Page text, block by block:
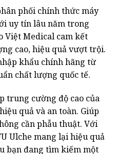
phối chính thức máy
uy tín lâu năm trong
Việt Medical cam kết
cao, hiệu quả vượt trội.
khẩu chính hãng từ
chất lượng quốc tế.
trung cường độ cao của
quả và an toàn. Giúp
cần phẫu thuật. Với
Ulche mang lại hiệu quả
bạn đang tìm kiếm một